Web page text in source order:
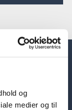
og
medier og til